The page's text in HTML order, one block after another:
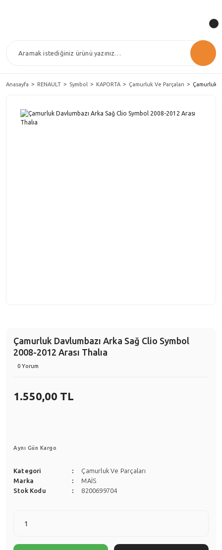
Anasayfa RENAULT Symbol KAPORTA Çamurluk Ve Parçaları Çamurluk
Çamurluk Davlumbazı Arka Sağ Clio Symbol
2008-2012 Arası Thalıa
0 Yorum
1.550,00 TL
Aynı Gün Kargo
Kategori
Çamurluk Ve Parçaları
Marka
MAİS
Stok Kodu
8200699704